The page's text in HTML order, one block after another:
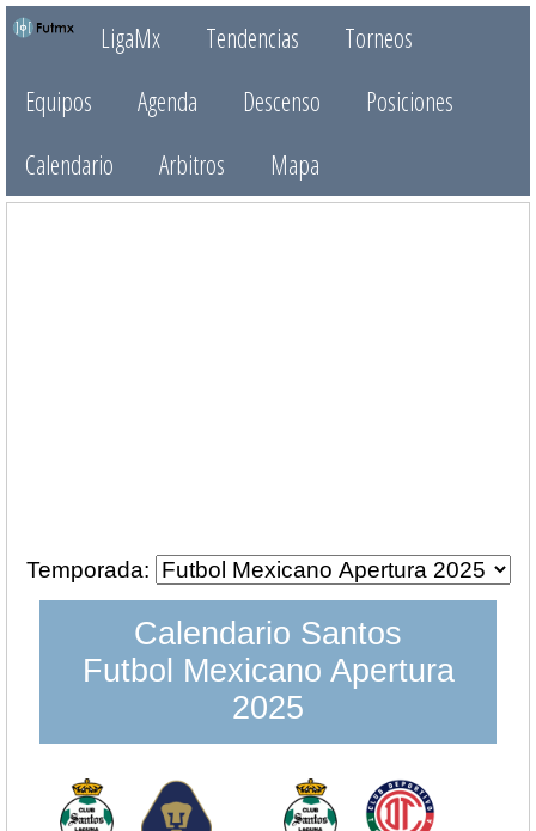
LigaMx Tendencias
Torneos
Equipos
Agenda Descenso
Posiciones
Calendario
Arbitros Mapa
Temporada:
Calendario Santos
Futbol Mexicano Apertura
2025